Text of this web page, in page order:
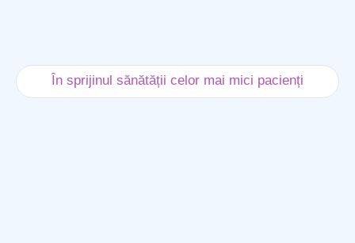
În sprijinul sănătății celor mai mici pacienți